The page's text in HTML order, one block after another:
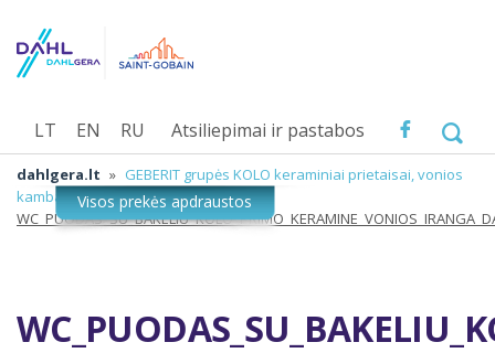
Atsiliepimai ir pastabos
LT EN RU
dahlgera.lt » GEBERIT grupės KOLO keraminiai prietaisai, vonios
kambario įranga »